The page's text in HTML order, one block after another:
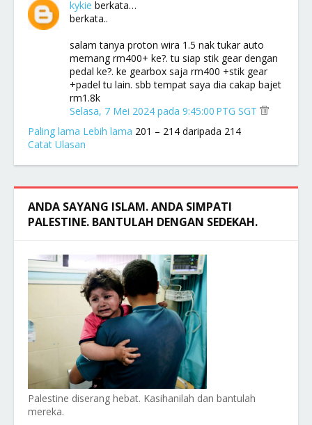
kykie berkata…
berkata..
salam tanya proton wira 1.5 nak tukar auto
memang rm400+ ke?. tu siap stik gear dengan
pedal ke?. ke gearbox saja rm400 +stik gear
+padel tu lain. sbb tempat saya dia cakap bajet
rm1.8k
Selasa, 7 Mei 2024 pada 9:45:00 PTG SGT
Paling lama Lebih lama 201 – 214 daripada 214
Catat Ulasan
ANDA SAYANG ISLAM. ANDA SIMPATI
PALESTINE. BANTULAH DENGAN SEDEKAH.
Palestine diserang hebat. Kasihanilah dan bantulah
mereka.